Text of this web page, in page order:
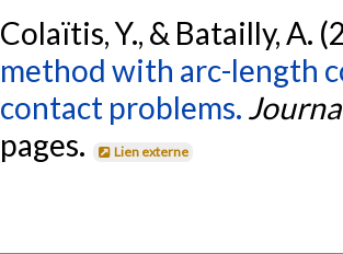
Colaïtis, Y., & Batailly, A.
method with arc-length
contact problems.
pages.
Lien externe